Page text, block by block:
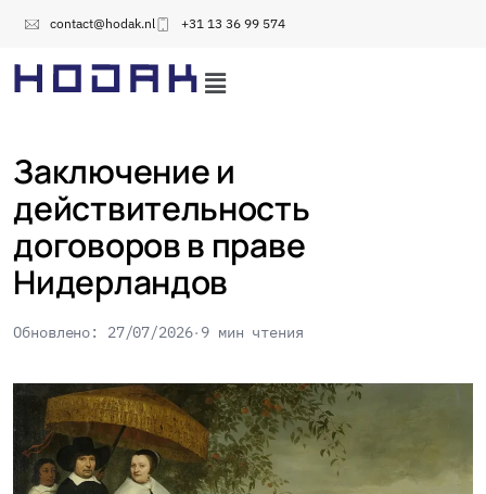
contact@hodak.nl +31 13 36 99 574
Заключение и
действительность
договоров в праве
Нидерландов
Обновлено: 27/07/2026 9 мин чтения